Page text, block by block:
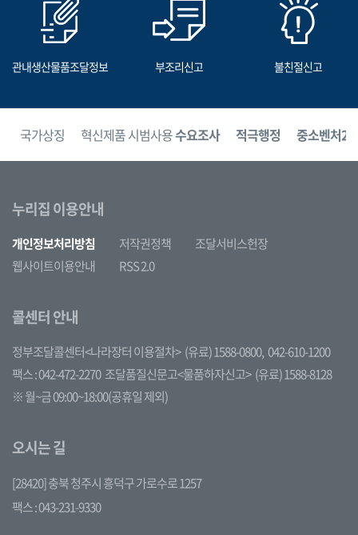
관내생산물품조달정보 부조리신고 불친절신고
국가상징 혁신제품 시범사용수요조사 적극행정 중소벤처24
누리집 이용안내
개인정보처리방침 저작권정책
조달서비스헌장
웹사이트이용안내
RSS 2.0
콜센터 안내
정부조달콜센터<나라장터 이용절차> (유료) 1588-0800, 042-610-1200
팩스 : 042-472-2270 조달품질신문고<물품하자신고> (유료) 1588-8128
※ 월~금 09:00~18:00(공휴일 제외)
오시는 길
[28420] 충북 청주시 흥덕구 가로수로 1257
팩스 : 043-231-9330